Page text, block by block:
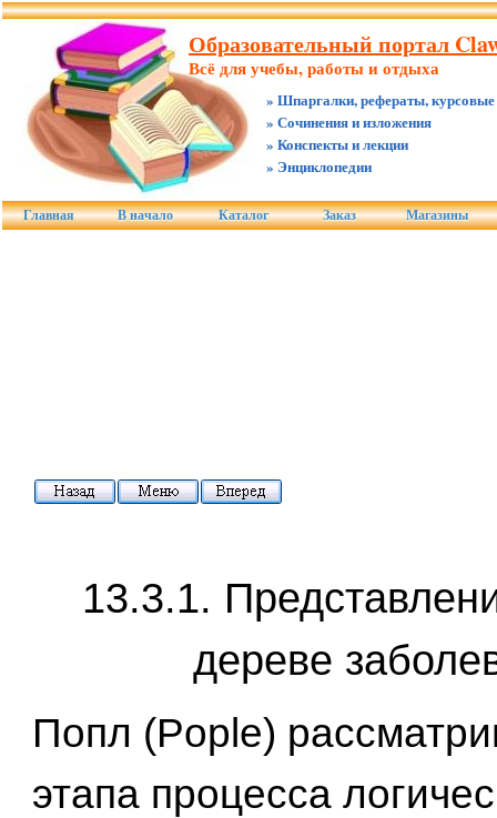
Образовательный портал
Всё для учебы, работы и отдыха
» Шпаргалки, рефераты, курсовые
» Сочинения и изложения
» Конспекты и лекции
» Энциклопедии
Главная В начало Каталог Заказ Магазины
13.3.1.
дереве
Попл (Pople)
этапа процесса